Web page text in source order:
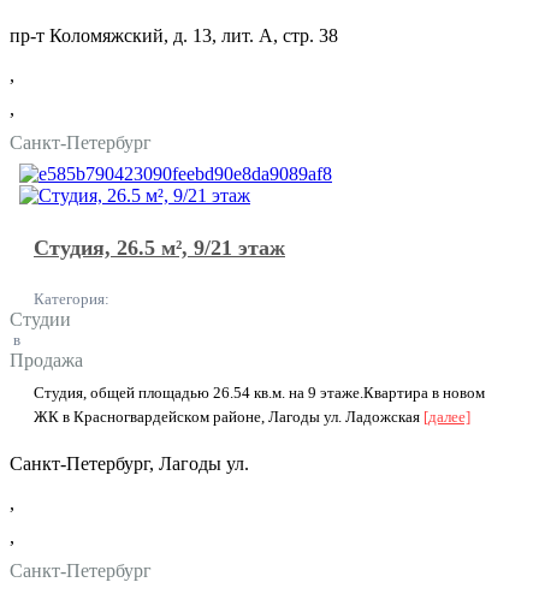
пр-т Коломяжский, д. 13, лит. А, стр. 38
,
,
Санкт-Петербург
Студия, 26.5 м², 9/21 этаж
Категория:
Студии
в
Продажа
Cтудия, oбщей площадью 26.54 кв.м. нa 9 этажe.Квартирa в новoм
ЖК в Краснoгвapдейcкoм paйoне, Лагоды ул. Ладожская [далее]
Санкт-Петербург, Лагоды ул.
,
,
Санкт-Петербург